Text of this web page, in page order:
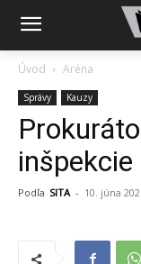
Úvod Aréna
Správy Kauzy
Podľa SITA - 10. júna